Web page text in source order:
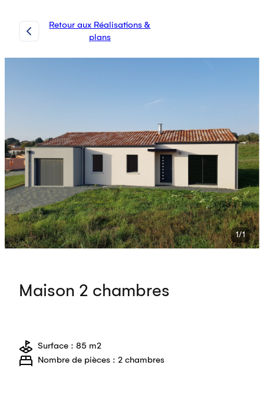
Retour aux Réalisations &
plans
1/1
Maison 2 chambres
Surface : 85 m2
Nombre de pièces : 2 chambres